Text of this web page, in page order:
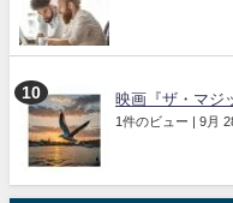
映画『ザ・マジ
1件のビュー | 9月